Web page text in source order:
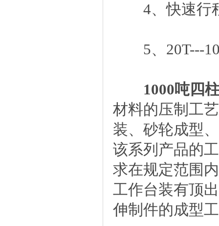
4、快速行
5、20T---
1000吨四
材料的压制工
装、砂轮成型
该系列产品的
求在规定范围
工作台装有顶
伸制件的成型